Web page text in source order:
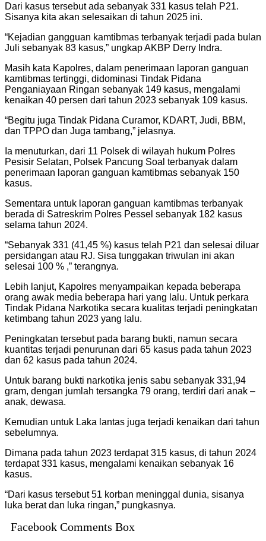
Dari kasus tersebut ada sebanyak 331 kasus telah P21.
Sisanya kita akan selesaikan di tahun 2025 ini.
“Kejadian gangguan kamtibmas terbanyak terjadi pada bulan
Juli sebanyak 83 kasus,” ungkap AKBP Derry Indra.
Masih kata Kapolres, dalam penerimaan laporan ganguan
kamtibmas tertinggi, didominasi Tindak Pidana
Penganiayaan Ringan sebanyak 149 kasus, mengalami
kenaikan 40 persen dari tahun 2023 sebanyak 109 kasus.
“Begitu juga Tindak Pidana Curamor, KDART, Judi, BBM,
dan TPPO dan Juga tambang,” jelasnya.
Ia menuturkan, dari 11 Polsek di wilayah hukum Polres
Pesisir Selatan, Polsek Pancung Soal terbanyak dalam
penerimaan laporan ganguan kamtibmas sebanyak 150
kasus.
Sementara untuk laporan ganguan kamtibmas terbanyak
berada di Satreskrim Polres Pessel sebanyak 182 kasus
selama tahun 2024.
“Sebanyak 331 (41,45 %) kasus telah P21 dan selesai diluar
persidangan atau RJ. Sisa tunggakan triwulan ini akan
selesai 100 % ,” terangnya.
Lebih lanjut, Kapolres menyampaikan kepada beberapa
orang awak media beberapa hari yang lalu. Untuk perkara
Tindak Pidana Narkotika secara kualitas terjadi peningkatan
ketimbang tahun 2023 yang lalu.
Peningkatan tersebut pada barang bukti, namun secara
kuantitas terjadi penurunan dari 65 kasus pada tahun 2023
dan 62 kasus pada tahun 2024.
Untuk barang bukti narkotika jenis sabu sebanyak 331,94
gram, dengan jumlah tersangka 79 orang, terdiri dari anak –
anak, dewasa.
Kemudian untuk Laka lantas juga terjadi kenaikan dari tahun
sebelumnya.
Dimana pada tahun 2023 terdapat 315 kasus, di tahun 2024
terdapat 331 kasus, mengalami kenaikan sebanyak 16
kasus.
“Dari kasus tersebut 51 korban meninggal dunia, sisanya
luka berat dan luka ringan,” pungkasnya.
Facebook Comments Box